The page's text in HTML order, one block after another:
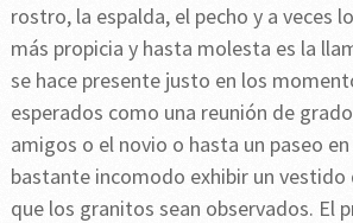
rostro, la espalda, el pecho y a veces
más propicia y hasta molesta es la
se hace presente justo en los
esperados como una reunión de
amigos o el novio o hasta un paseo
bastante incomodo exhibir un vestido
que los granitos sean observados. El